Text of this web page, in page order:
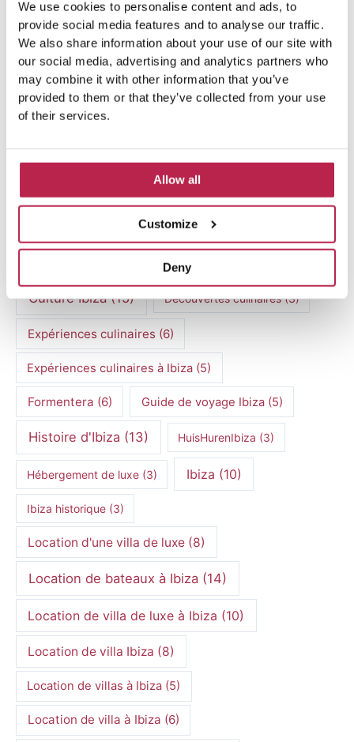
We use cookies to personalise content and ads, to
provide social media features and to analyse our traffic.
We also share information about your use of our site with
our social media, advertising and analytics partners who
may combine it with other information that you’ve
provided to them or that they’ve collected from your use
of their services.
Allow all
Customize
Deny
Sujets populaires
art moderne(4) Beauté naturelle(5)
Beauté naturelle Ibiza(6) Casa Tranquila(4)
Conseils de voyage à Ibiza(5)
Cuisine méditerranéenne
Culture Ibiza(15) Découvertes culinaires(3)
Expériences culinaires (6)
Expériences culinaires à Ibiza (5)
Formentera (6) Guide de voyage Ibiza(5)
Histoire d'Ibiza (13) HuisHurenIbiza (3)
Hébergement de luxe(3) Ibiza (10)
Ibiza historique(3)
Location d'une villa de luxe (8)
Location de bateaux à Ibiza (14)
Location de villa de luxe à Ibiza (10)
Location de villa Ibiza (8)
Location de villas à Ibiza (5)
Location de villa à Ibiza (6)